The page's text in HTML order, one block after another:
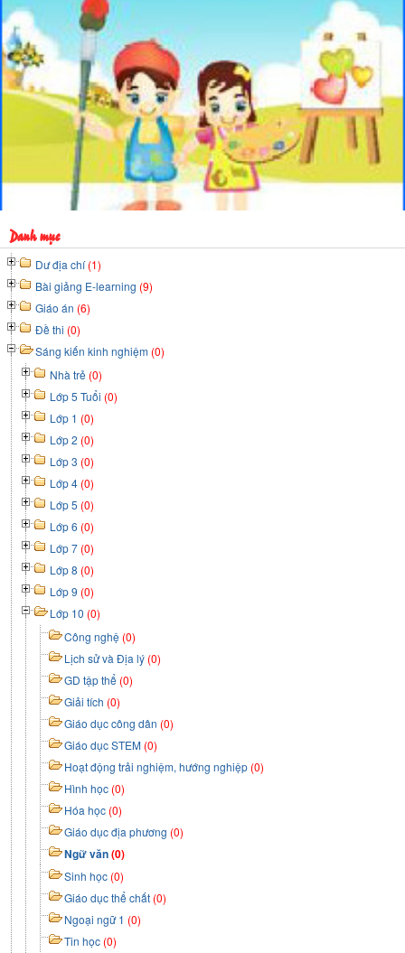
Danh mục
Dư địa chí(1)
Bài giảng E-learning (9)
Giáo án (6)
Đề thi (0)
Sáng kiến kinh nghiệm (0)
Nhà trẻ (0)
Lớp 5 Tuổi (0)
Lớp 1 (0)
Lớp 2 (0)
Lớp 3 (0)
Lớp 4 (0)
Lớp 5 (0)
Lớp 6 (0)
Lớp 7 (0)
Lớp 8 (0)
Lớp 9 (0)
Lớp 10 (0)
Công nghệ (0)
Lịch sử và Địa lý (0)
GD tập thể (0)
Giải tích (0)
Giáo dục công dân (0)
Giáo dục STEM (0)
Hoạt động trải nghiệm, hướng nghiệp (0)
Hình học (0)
Hóa học (0)
Giáo dục địa phương (0)
Ngữ văn(0)
Sinh học (0)
Giáo dục thể chất (0)
Ngoại ngữ 1 (0)
Tin học (0)